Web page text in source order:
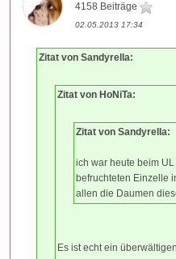
4158 Beiträge
02.05.2013 17:34
Zitat von Sandyrella:
Zitat von HoNiTa:
Zitat von Sandyrella:
ich war heute beim
befruchteten Einzelle
allen die Daumen
Es ist echt ein